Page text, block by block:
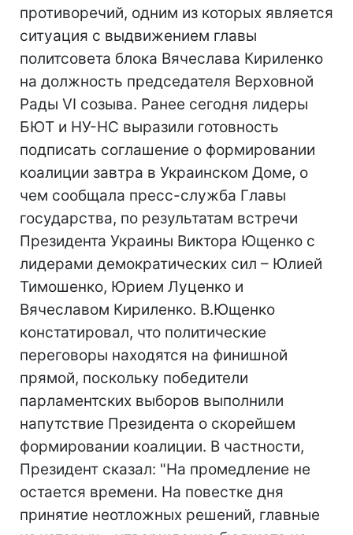
противоречий, одним из которых является
ситуация с выдвижением главы
политсовета блока Вячеслава Кириленко
на должность председателя Верховной
Рады VI созыва. Ранее сегодня лидеры
БЮТ и НУ-НС выразили готовность
подписать соглашение о формировании
коалиции завтра в Украинском Доме, о
чем сообщала пресс-служба Главы
государства, по результатам встречи
Президента Украины Виктора Ющенко с
лидерами демократических сил – Юлией
Тимошенко, Юрием Луценко и
Вячеславом Кириленко. В.Ющенко
констатировал, что политические
переговоры находятся на финишной
прямой, поскольку победители
парламентских выборов выполнили
напутствие Президента о скорейшем
формировании коалиции. В частности,
Президент сказал: "На промедление не
остается времени. На повестке дня
принятие неотложных решений, главные